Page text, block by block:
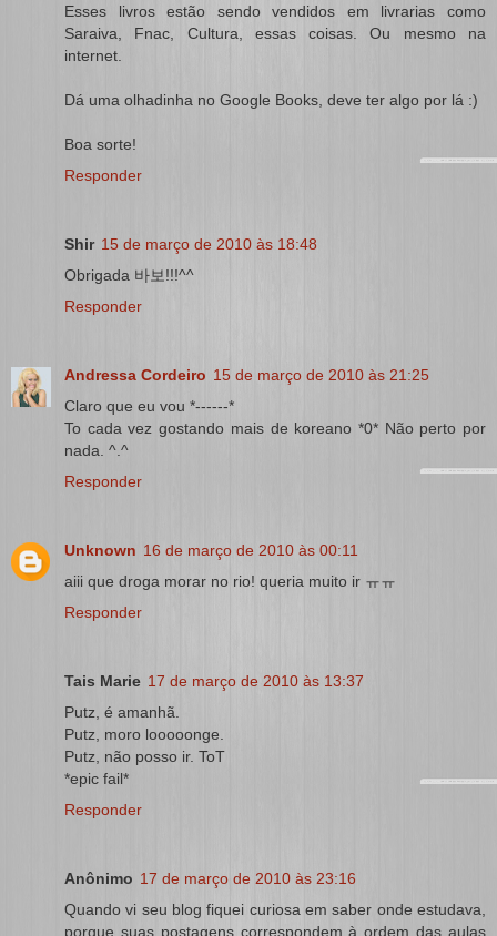
Esses livros estão sendo vendidos em livrarias como
Saraiva, Fnac, Cultura, essas coisas. Ou mesmo na
internet.
Dá uma olhadinha no Google Books, deve ter algo por lá :)
Boa sorte!
Responder
Shir 15 de março de 2010 às 18:48
Obrigada 바보!!!^^
Responder
Andressa Cordeiro 15 de março de 2010 às 21:25
Claro que eu vou *------*
To cada vez gostando mais de koreano *0* Não perto por
nada. ^.^
Responder
Unknown 16 de março de 2010 às 00:11
aiii que droga morar no rio! queria muito ir ㅠㅠ
Responder
Tais Marie 17 de março de 2010 às 13:37
Putz, é amanhã.
Putz, moro looooonge.
Putz, não posso ir. ToT
*epic fail*
Responder
Anônimo 17 de março de 2010 às 23:16
Quando vi seu blog fiquei curiosa em saber onde estudava,
porque suas postagens correspondem à ordem das aulas